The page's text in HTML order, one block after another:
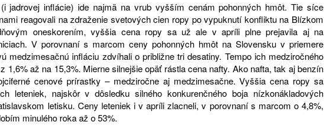
jadrovej inflácie) ide najmä na vrub vyšším cenám pohonných hmôt. Tie síce
reagovali na zdraženie svetových cien ropy po vypuknutí konfliktu na Blízkom
oneskorením, vyššia cena ropy sa už ale v apríli plne prejavila aj na
V porovnaní s marcom ceny pohonných hmôt na Slovensku v priemere
medzimesačnú infláciu zdvíhali o približne tri desatiny. Tempo ich medziročného
1,6% až na 15,3%. Mierne silnejšie opäť rástla cena nafty. Ako nafta, tak aj benzín
cenové prírastky – medziročne aj medzimesačne. Vyššia cena ropy sa
leteniek, najskôr v dôsledku silného konkurenčného boja nízkonákladových
letisku. Ceny leteniek i v apríli zlacneli, v porovnaní s marcom o 4,8%,
minulého roka až o 53%.